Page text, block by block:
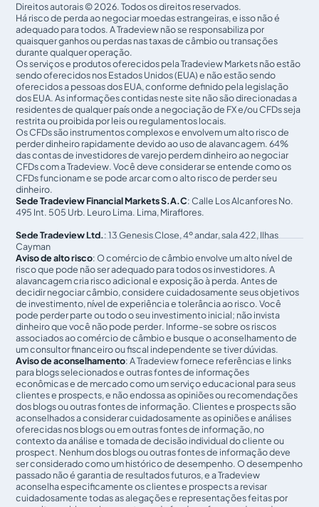
Direitos autorais © 2026. Todos os direitos reservados.
Há risco de perda ao negociar moedas estrangeiras, e isso não é
adequado para todos. A Tradeview não se responsabiliza por
quaisquer ganhos ou perdas nas taxas de câmbio ou transações
durante qualquer operação.
Os serviços e produtos oferecidos pela Tradeview Markets não estão
sendo oferecidos nos Estados Unidos (EUA) e não estão sendo
oferecidos a pessoas dos EUA, conforme definido pela legislação
dos EUA. As informações contidas neste site não são direcionadas a
residentes de qualquer país onde a negociação de FX e/ou CFDs seja
restrita ou proibida por leis ou regulamentos locais.
Os CFDs são instrumentos complexos e envolvem um alto risco de
perder dinheiro rapidamente devido ao uso de alavancagem. 64%
das contas de investidores de varejo perdem dinheiro ao negociar
CFDs com a Tradeview. Você deve considerar se entende como os
CFDs funcionam e se pode arcar com o alto risco de perder seu
dinheiro.
Sede Tradeview Financial Markets S.A.C: Calle Los Alcanfores No.
495 Int. 505 Urb. Leuro Lima. Lima, Miraflores.
Sede Tradeview Ltd.: 13 Genesis Close, 4º andar, sala 422, Ilhas
Cayman
Aviso de alto risco: O comércio de câmbio envolve um alto nível de
risco que pode não ser adequado para todos os investidores. A
alavancagem cria risco adicional e exposição à perda. Antes de
decidir negociar câmbio, considere cuidadosamente seus objetivos
de investimento, nível de experiência e tolerância ao risco. Você
pode perder parte ou todo o seu investimento inicial; não invista
dinheiro que você não pode perder. Informe-se sobre os riscos
associados ao comércio de câmbio e busque o aconselhamento de
um consultor financeiro ou fiscal independente se tiver dúvidas.
Aviso de aconselhamento: A Tradeview fornece referências e links
para blogs selecionados e outras fontes de informações
econômicas e de mercado como um serviço educacional para seus
clientes e prospects, e não endossa as opiniões ou recomendações
dos blogs ou outras fontes de informação. Clientes e prospects são
aconselhados a considerar cuidadosamente as opiniões e análises
oferecidas nos blogs ou em outras fontes de informação, no
contexto da análise e tomada de decisão individual do cliente ou
prospect. Nenhum dos blogs ou outras fontes de informação deve
ser considerado como um histórico de desempenho. O desempenho
passado não é garantia de resultados futuros, e a Tradeview
aconselha especificamente os clientes e prospects a revisar
cuidadosamente todas as alegações e representações feitas por